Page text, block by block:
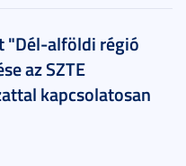
"Dél-alföldi régió
az SZTE
kapcsolatosan